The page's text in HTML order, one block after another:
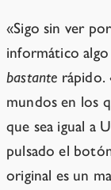
«Sigo sin ver
informático
bastante rápido.
mundos en los
que sea igual a
pulsado el
original es un